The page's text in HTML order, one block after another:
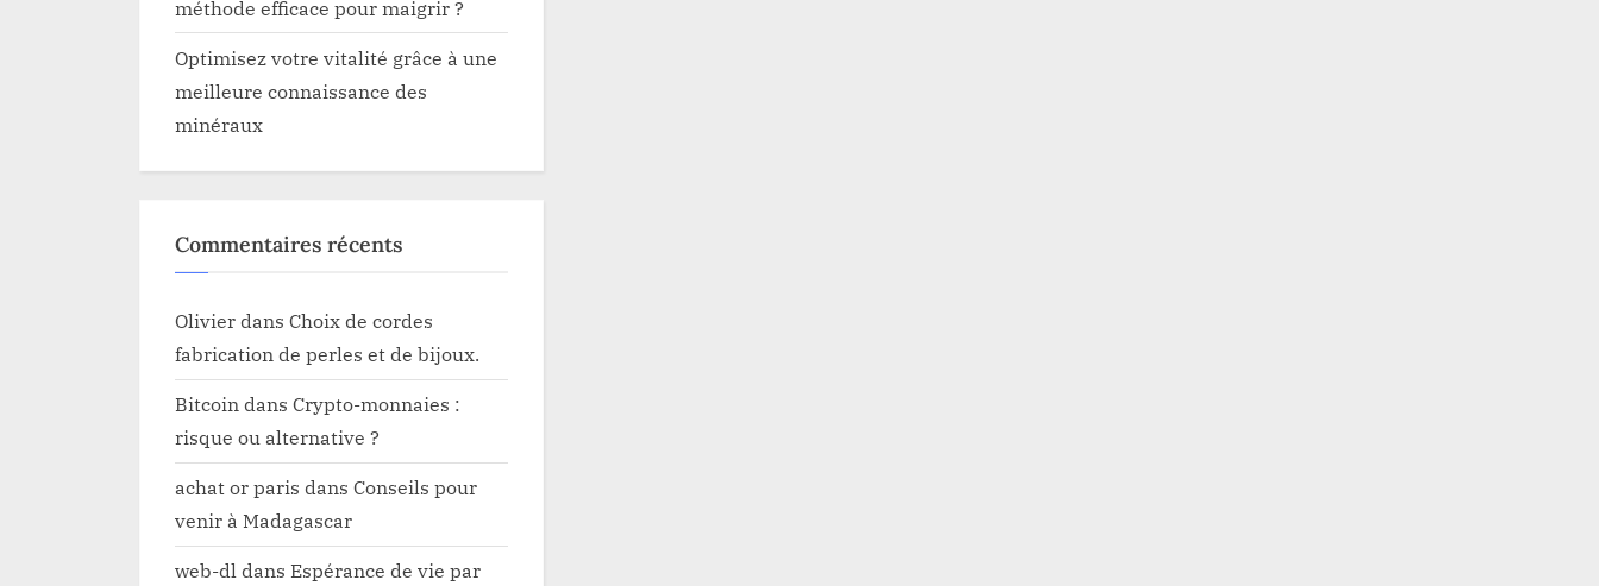
méthode efficace pour maigrir ?
Optimisez votre vitalité grâce à une
meilleure connaissance des
minéraux
Commentaires récents
Olivierdans Choix de cordes
fabrication de perles et de bijoux.
Bitcoindans Crypto-monnaies :
risque ou alternative ?
achat or paris dans Conseils pour
venir à Madagascar
web-dldans Espérance de vie par